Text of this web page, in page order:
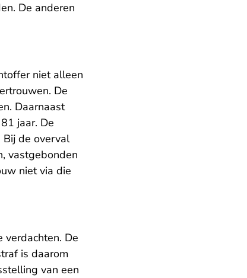
De anderen
niet alleen
De
Daarnaast
jaar. De
de overval
vastgebonden
niet via die
verdachten. De
is daarom
van een